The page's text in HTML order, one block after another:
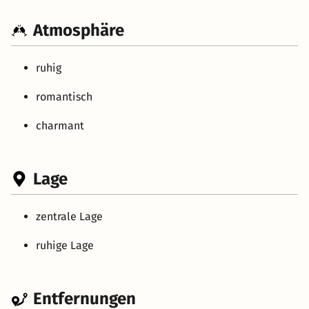
Atmosphäre
ruhig
romantisch
charmant
Lage
zentrale Lage
ruhige Lage
Entfernungen